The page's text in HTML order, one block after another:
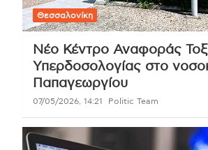
Θεσσαλονίκη
Νέο Κέντρο Αναφοράς
Υπερδοσολογίας στο
Παπαγεωργίου
07/05/2026, 14:21 Politic Team